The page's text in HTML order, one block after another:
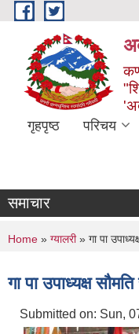
Skip to main content
गृहपृष्ठ परिचय
समाचार
You are here
Home » ग्यालरी» गा पा
गा पा उपाध्यक्ष
Submitted on: Sun,